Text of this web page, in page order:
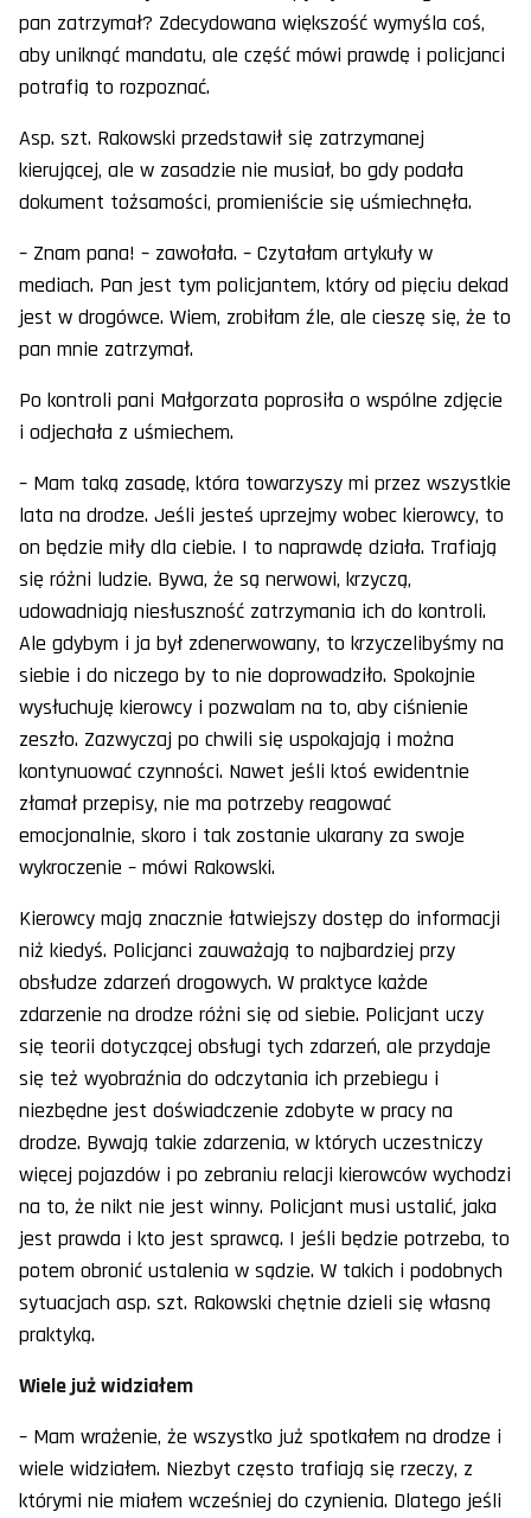
pan zatrzymał? Zdecydowana większość wymyśla coś,
aby uniknąć mandatu, ale część mówi prawdę i policjanci
potrafią to rozpoznać.
Asp. szt. Rakowski przedstawił się zatrzymanej
kierującej, ale w zasadzie nie musiał, bo gdy podała
dokument tożsamości, promieniście się uśmiechnęła.
– Znam pana! – zawołała. – Czytałam artykuły w
mediach. Pan jest tym policjantem, który od pięciu dekad
jest w drogówce. Wiem, zrobiłam źle, ale cieszę się, że to
pan mnie zatrzymał.
Po kontroli pani Małgorzata poprosiła o wspólne zdjęcie
i odjechała z uśmiechem.
– Mam taką zasadę, która towarzyszy mi przez wszystkie
lata na drodze. Jeśli jesteś uprzejmy wobec kierowcy, to
on będzie miły dla ciebie. I to naprawdę działa. Trafiają
się różni ludzie. Bywa, że są nerwowi, krzyczą,
udowadniają niesłuszność zatrzymania ich do kontroli.
Ale gdybym i ja był zdenerwowany, to krzyczelibyśmy na
siebie i do niczego by to nie doprowadziło. Spokojnie
wysłuchuję kierowcy i pozwalam na to, aby ciśnienie
zeszło. Zazwyczaj po chwili się uspokajają i można
kontynuować czynności. Nawet jeśli ktoś ewidentnie
złamał przepisy, nie ma potrzeby reagować
emocjonalnie, skoro i tak zostanie ukarany za swoje
wykroczenie – mówi Rakowski.
Kierowcy mają znacznie łatwiejszy dostęp do informacji
niż kiedyś. Policjanci zauważają to najbardziej przy
obsłudze zdarzeń drogowych. W praktyce każde
zdarzenie na drodze różni się od siebie. Policjant uczy
się teorii dotyczącej obsługi tych zdarzeń, ale przydaje
się też wyobraźnia do odczytania ich przebiegu i
niezbędne jest doświadczenie zdobyte w pracy na
drodze. Bywają takie zdarzenia, w których uczestniczy
więcej pojazdów i po zebraniu relacji kierowców wychodzi
na to, że nikt nie jest winny. Policjant musi ustalić, jaka
jest prawda i kto jest sprawcą. I jeśli będzie potrzeba, to
potem obronić ustalenia w sądzie. W takich i podobnych
sytuacjach asp. szt. Rakowski chętnie dzieli się własną
praktyką.
Wiele już widziałem
– Mam wrażenie, że wszystko już spotkałem na drodze i
wiele widziałem. Niezbyt często trafiają się rzeczy, z
którymi nie miałem wcześniej do czynienia. Dlatego jeśli